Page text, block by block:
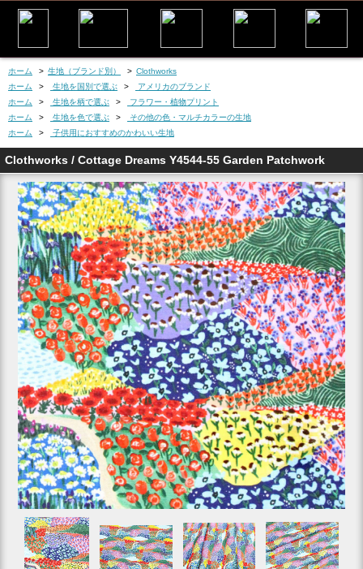
ホーム > 生地（ブランド別） > Clothworks
ホーム
> 生地を国別で選ぶ >
アメリカのブランド
ホーム
> 生地を柄で選ぶ >
フラワー・植物プリント
ホーム
> 生地を色で選ぶ >
その他の色・マルチカラーの生地
ホーム
> 子供用におすすめのかわいい生地
Clothworks / Cottage Dreams Y4544-55 Garden Patchwork